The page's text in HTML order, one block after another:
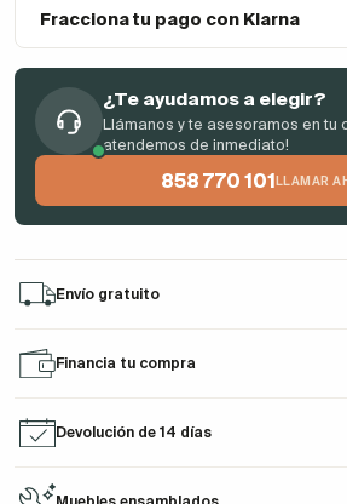
Fracciona tu pago con Klarna
¿Te ayudamos a elegir?
Llámanos y te asesoramos en tu
atendemos de inmediato!
858 770 101 LLAMAR
Envío gratuito
Financia tu compra
Devolución de 14 días